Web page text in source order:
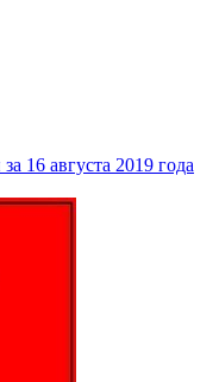
16 августа 2019 года